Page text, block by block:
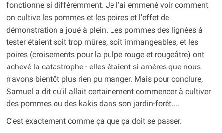
fonctionne si différemment. Je l'ai emmené voir comment
on cultive les pommes et les poires et l'effet de
démonstration a joué à plein. Les pommes des lignées à
tester étaient soit trop mûres, soit immangeables, et les
poires (croisements pour la pulpe rouge et rougeâtre) ont
achevé la catastrophe - elles étaient si amères que nous
n'avons bientôt plus rien pu manger. Mais pour conclure,
Samuel a dit qu'il allait certainement commencer à cultiver
des pommes ou des kakis dans son jardin-forêt....
C'est exactement comme ça que ça doit se passer.